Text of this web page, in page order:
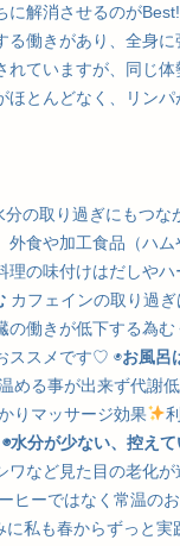
に解消させるのが
る働きがあり、全身
ていますが、同じ体
とんどなく、リンパ
の取り過ぎにもつな
食や加工食品（ハム
の味付けはだしや
カフェインの取り過ぎ
働きが低下する為む
ススメです♡ ◉お風呂
める事が出来ず代謝
りマッサージ効果
◉水分が少ない、控えて
など見た目の老化
ヒーではなく常温の
私も春からずっと実